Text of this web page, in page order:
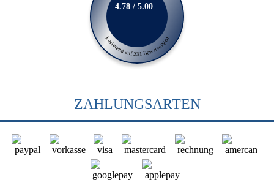
Basierend auf 231 Bewertungen
4.78 / 5.00
ZAHLUNGSARTEN